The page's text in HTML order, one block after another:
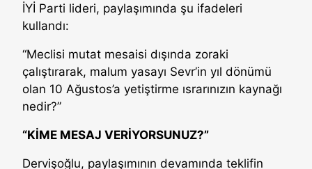
İYİ Parti lideri, paylaşımında şu ifadeleri
kullandı:
“Meclisi mutat mesaisi dışında zoraki
çalıştırarak, malum yasayı Sevr’in yıl dönümü
olan 10 Ağustos’a yetiştirme ısrarınızın kaynağı
nedir?”
“KİME MESAJ VERİYORSUNUZ?”
Dervişoğlu, paylaşımının devamında teklifin